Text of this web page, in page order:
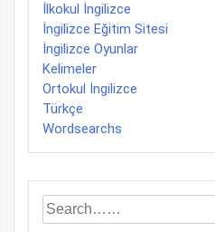
İlkokul İngilizce
İngilizce Eğitim Sitesi
İngilizce Oyunlar
Kelimeler
Ortokul İngilizce
Türkçe
Wordsearchs